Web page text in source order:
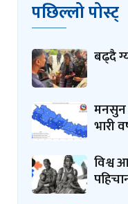
पछिल्लो पोस्ट्
बढ्दै
मनसुन
भारी
विश्व